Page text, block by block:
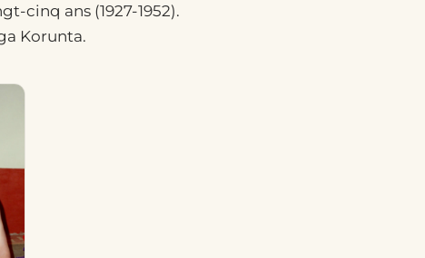
cinq ans (1927-1952).
Korunta.